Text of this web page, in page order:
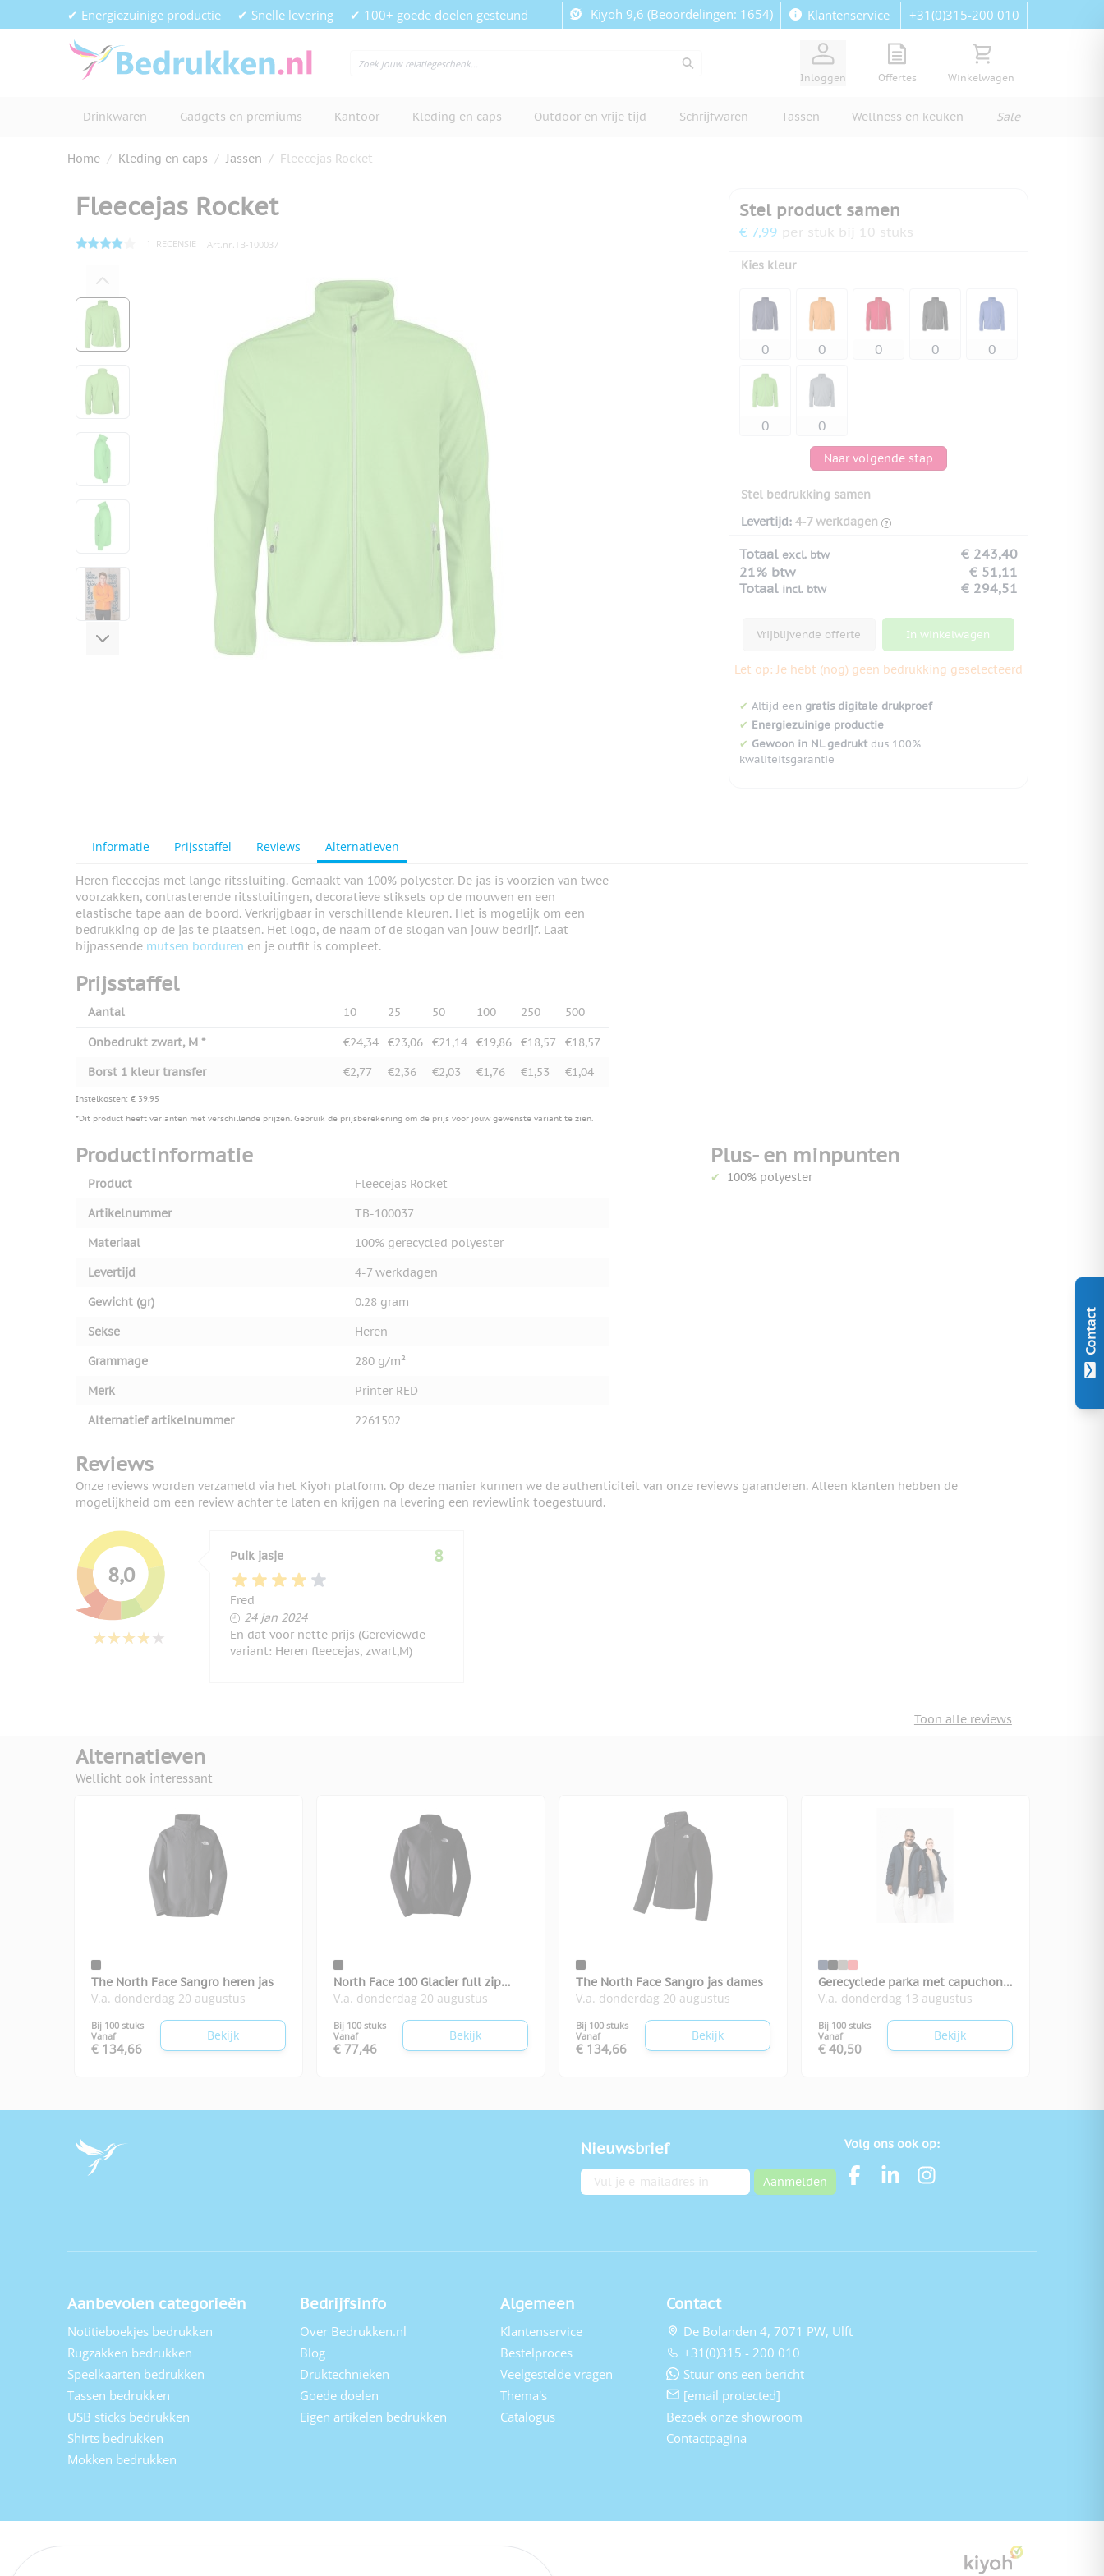
Contact
Ga naar de inhoud✔ Energiezuinige productie ✔ Snelle levering ✔ 100+ goede doelen gesteund Kiyoh 9,6 (Beoordelingen: 1654) Klantenservice +31(0)315-200 010
Inloggen
View quote, Quote is empty
Offertes
Bekijk winkelwagen,
Winkelwagen
Drinkwaren Gadgets en premiums Kantoor Kleding en caps Outdoor en vrije tijd Schrijfwaren Tassen Wellness en keuken Sale
Home / Kleding en caps / Jassen / Fleecejas Rocket
Fleecejas Rocket
1 RECENSIE Art.nr.TB-100037
View larger image
View larger image
View larger image
View larger image
View larger image
View larger image
View larger image
View larger image
View larger image
View larger image
Stel product samen
€ 7,99 per stuk bij 10 stuks
Kies kleur
Naar volgende stap
Stel bedrukking samen
Levertijd: 4-7 werkdagen
Totaal excl. btw
€ 243,40
21% btw
€ 51,11
Totaal incl. btw € 294,51
Vrijblijvende offerte In winkelwagen
Let op: Je hebt (nog) geen bedrukking geselecteerd
✔ Altijd een gratis digitale drukproef
✔ Energiezuinige productie
✔ Gewoon in NL gedruktdus 100%
kwaliteitsgarantie
Informatie Prijsstaffel Reviews Alternatieven
Heren fleecejas met lange ritssluiting. Gemaakt van 100% polyester. De jas is voorzien van twee
voorzakken, contrasterende ritssluitingen, decoratieve stiksels op de mouwen en een
elastische tape aan de boord. Verkrijgbaar in verschillende kleuren. Het is mogelijk om een
bedrukking op de jas te plaatsen. Het logo, de naam of de slogan van jouw bedrijf. Laat
bijpassende mutsen borduren en je outfit is compleet.
Prijsstaffel
Aantal 10 25 50 100 250 500
Onbedrukt zwart, M * €24,34 €23,06 €21,14 €19,86 €18,57
€18,57
Borst 1 kleur transfer
€2,77 €2,36 €2,03 €1,76 €1,53 €1,04
Instelkosten: € 39,95
*Dit product heeft varianten met verschillende prijzen. Gebruik de prijsberekening om de prijs voor jouw gewenste variant te zien.
Productinformatie
Product
Fleecejas Rocket
Artikelnummer
TB-100037
Materiaal
100% gerecycled polyester
Levertijd
4-7 werkdagen
Gewicht (gr)
0.28 gram
Sekse
Heren
Grammage
280 g/m²
Merk
Printer RED
Alternatief artikelnummer
2261502
Plus- en minpunten
100% polyester
Reviews
Onze reviews worden verzameld via het Kiyoh platform. Op deze manier kunnen we de authenticiteit van onze reviews garanderen. Alleen klanten hebben de
mogelijkheid om een review achter te laten en krijgen na levering een reviewlink toegestuurd.
8,0
Puik jasje
Fred
24 januari 2024
24 jan 2024
8
En dat voor nette prijs (Gereviewde
variant: Heren fleecejas, zwart,M)
Toon alle reviews
Alternatieven
Wellicht ook interessant
The North Face Sangro heren jas
V.a. donderdag 20 augustus
Bij 100 stuks
Vanaf
€ 134,66
Bekijk
North Face 100 Glacier full zip
fleece dames
V.a. donderdag 20 augustus
Bij 100 stuks
Vanaf
€ 77,46
Bekijk
The North Face Sangro jas dames
V.a. donderdag 20 augustus
Bij 100 stuks
Vanaf
€ 134,66
Bekijk
Gerecyclede parka met capuchon
unisex
V.a. donderdag 13 augustus
Bij 100 stuks
Vanaf
€ 40,50
Bekijk
Nieuwsbrief
E-mailadres Aanmelden
Volg ons ook op:
Aanbevolen categorieën
Notitieboekjes bedrukken
Rugzakken bedrukken
Speelkaarten bedrukken
Tassen bedrukken
USB sticks bedrukken
Shirts bedrukken
Mokken bedrukken
Bedrijfsinfo
Over Bedrukken.nl
Blog
Druktechnieken
Goede doelen
Eigen artikelen bedrukken
Algemeen
Klantenservice
Bestelproces
Veelgestelde vragen
Thema's
Catalogus
Contact
De Bolanden 4, 7071 PW, Ulft
+31(0)315 - 200 010
Stuur ons een bericht
[email protected]
Bezoek onze showroom
Contactpagina